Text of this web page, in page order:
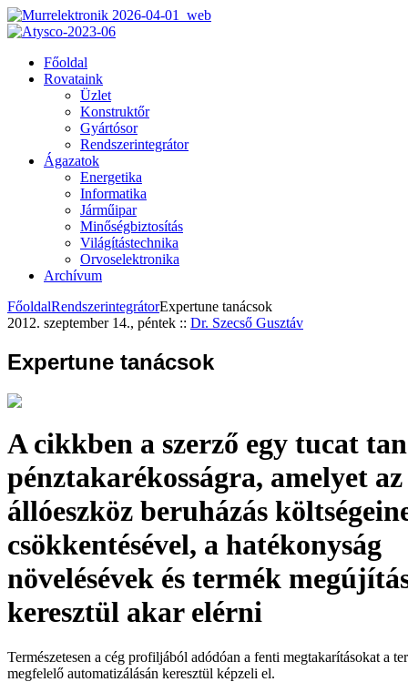
Főoldal
Rovataink
Üzlet
Konstruktőr
Gyártósor
Rendszerintegrátor
Ágazatok
Energetika
Informatika
Járműipar
Minőségbiztosítás
Világítástechnika
Orvoselektronika
Archívum
FőoldalRendszerintegrátorExpertune tanácsok
2012. szeptember 14., péntek :: Dr. Szecső Gusztáv
Expertune tanácsok
A cikkben a szerző egy tucat
pénztakarékosságra, amelyet az
állóeszköz beruházás
csökkentésével, a hatékonyság
növelésévek és termék
keresztül akar elérni
Természetesen a cég profiljából adódóan a fenti megtakarításokat a
megfelelő automatizálásán keresztül képzeli el.